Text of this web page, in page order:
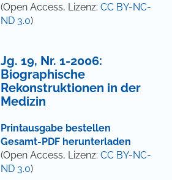
(Open Access, Lizenz: CC BY-NC-
ND 3.0)
Jg. 19, Nr. 1-2006:
Biographische
Rekonstruktionen in der
Medizin
Printausgabe bestellen
Gesamt-PDF herunterladen
(Open Access, Lizenz: CC BY-NC-
ND 3.0)